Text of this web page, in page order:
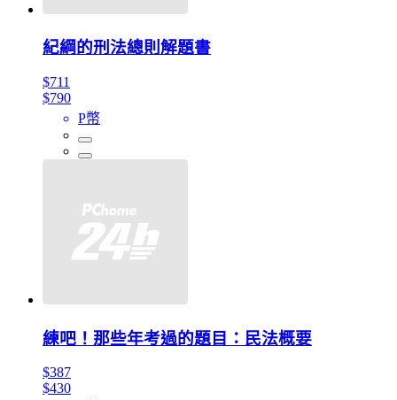
紀綱的刑法總則解題書
$711
$790
P幣
練吧！那些年考過的題目：民法概要
$387
$430